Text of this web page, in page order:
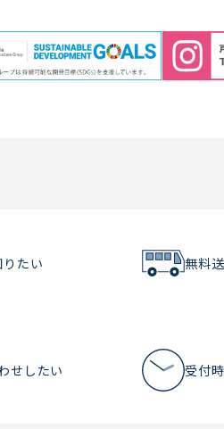
たい 無料
せしたい 受付